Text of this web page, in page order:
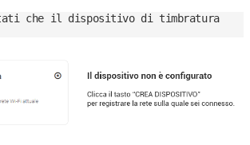
che il dispositivo di timbratura